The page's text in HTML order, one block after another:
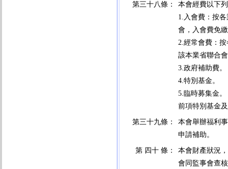
第三十八條：
本會經費以下
1.入會費：按
會，入會費免
2.經常會費：
該本業省聯合
3.政府補助費。
4.特別基金。
5.臨時募集金。
前項特別基金
第三十九條：
本會舉辦福利
申請補助。
第 四十 條：
本會財產狀況
會同監事會查